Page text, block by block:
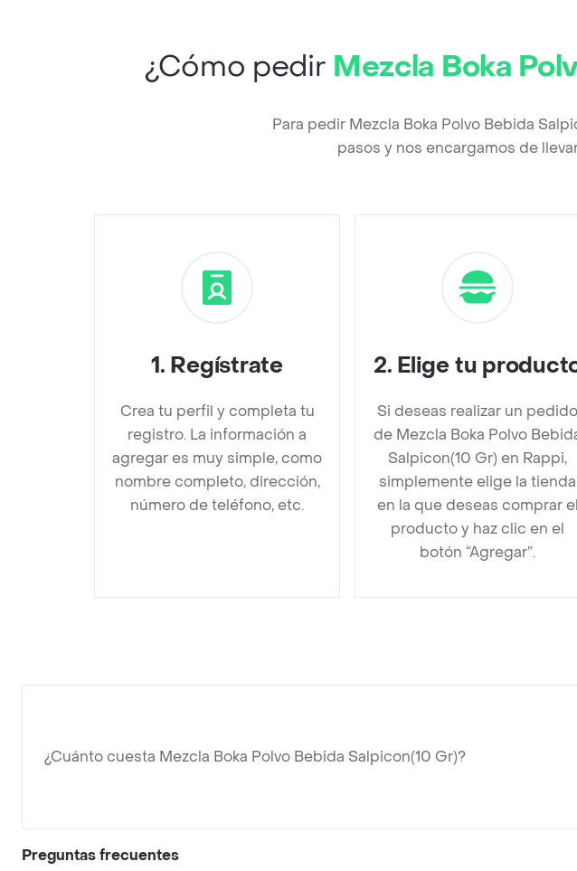
¿Cómo pedir Mezcla Boka
Para pedir Mezcla Boka Polvo Bebida
pasos y nos encargamos de
1. Regístrate
Crea tu perfil y completa tu
registro. La información a
agregar es muy simple, como
nombre completo, dirección,
número de teléfono, etc.
2. Elige tu
Si deseas realizar un pedido
de Mezcla Boka Polvo
Salpicon(10 Gr) en Rappi,
simplemente elige la tienda
en la que deseas comprar el
producto y haz clic en el
botón “Agregar”.
¿Cuánto cuesta Mezcla Boka Polvo Bebida Salpicon(10 Gr)?
Preguntas frecuentes